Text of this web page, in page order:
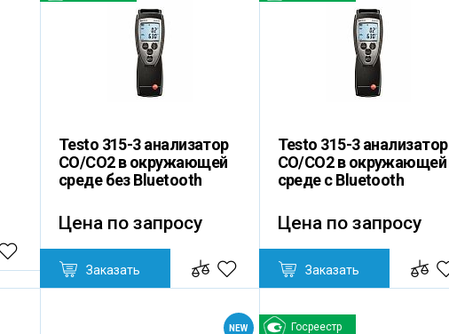
Testo 315-3 анализатор
CO/CO2 в окружающей
среде без Bluetooth
Цена по запросу
Заказать
Testo 315-3 анализатор
CO/CO2 в окружающей
среде с Bluetooth
Цена по запросу
Заказать
NEW Госреестр